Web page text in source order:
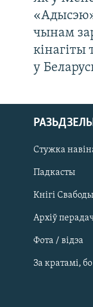
САЧЫЦЕ ЗА
чынам
кінагіты
у
Стужка
Падкасты
Кнігі Свабоды
Архіў
Фота / відэа
За кратамі,